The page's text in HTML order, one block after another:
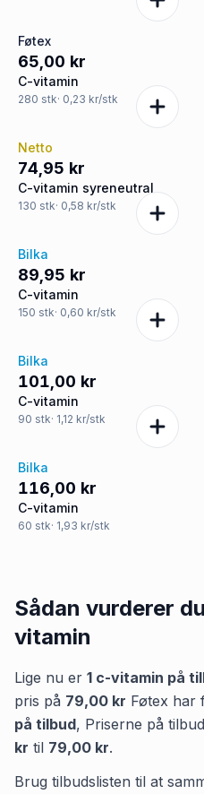
Føtex
65,00 kr
C-vitamin
280 stk· 0,23 kr/stk
Netto
74,95 kr
C-vitamin syreneutral
130 stk· 0,58 kr/stk
Bilka
89,95 kr
C-vitamin
150 stk· 0,60 kr/stk
Bilka
101,00 kr
C-vitamin
90 stk· 1,12 kr/stk
Bilka
116,00 kr
C-vitamin
60 stk· 1,93 kr/stk
Sådan vurderer
vitamin
Lige nu er 1 c-vitamin på
pris på 79,00 kr Føtex har
på tilbud, Priserne på
kr til 79,00 kr.
Brug tilbudslisten til at